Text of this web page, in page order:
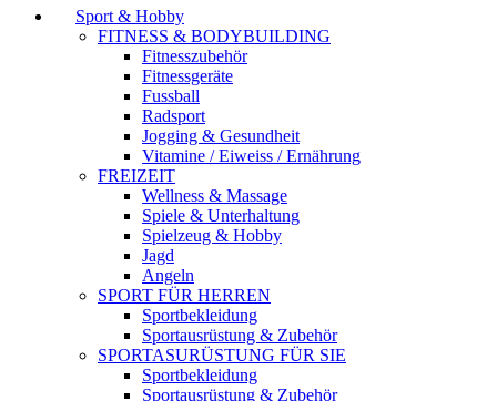
Sport & Hobby
FITNESS & BODYBUILDING
Fitnesszubehör
Fitnessgeräte
Fussball
Radsport
Jogging & Gesundheit
Vitamine / Eiweiss / Ernährung
FREIZEIT
Wellness & Massage
Spiele & Unterhaltung
Spielzeug & Hobby
Jagd
Angeln
SPORT FÜR HERREN
Sportbekleidung
Sportausrüstung & Zubehör
SPORTASURÜSTUNG FÜR SIE
Sportbekleidung
Sportausrüstung & Zubehör